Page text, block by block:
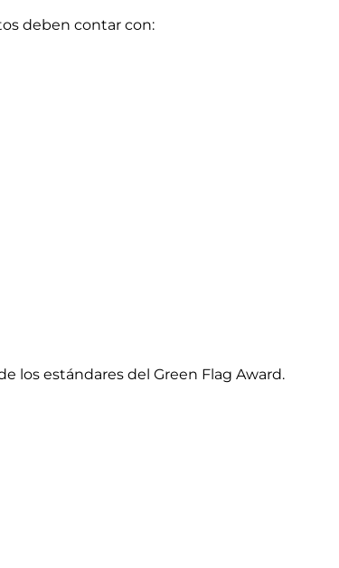
deben contar con:
los estándares del Green Flag Award.